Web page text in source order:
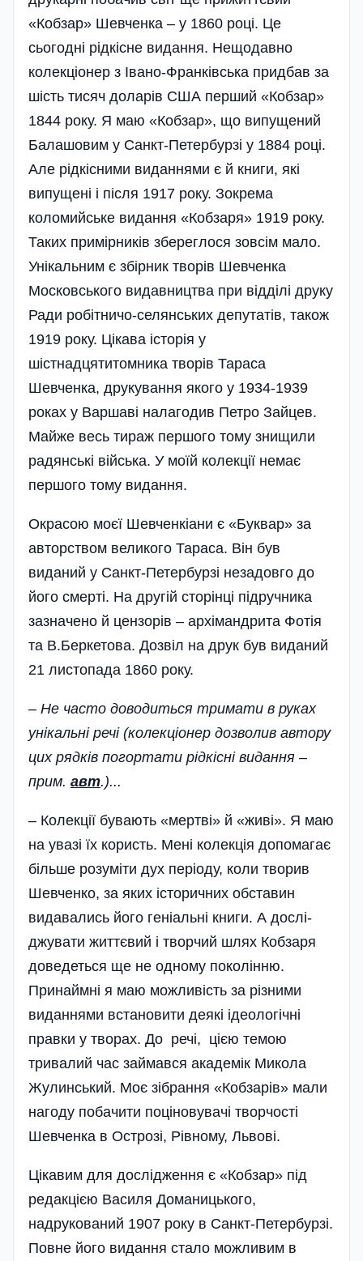
«Кобзар» Шевченка – у 1860 році. Це
сьогодні рідкісне видання. Нещодавно
колекціонер з Івано-Франківська придбав за
шість тисяч доларів США перший «Кобзар»
1844 року. Я маю «Кобзар», що випущений
Балашовим у Санкт-Петербурзі у 1884 році.
Але рідкісними виданнями є й книги, які
випущені і після 1917 року. Зокрема
коломийське­ видання «Кобзаря» 1919 року.
Таких примірників збереглося зовсім мало.
Унікальним є збірник творів Шевченка
Москов­ського видавництва при відділі друку
Ради робіт­ни­чо-селянських депутатів, також
1919 року. Цікава історія у
шістнадцятитомника творів Тараса
Шевченка, друкування якого у 1934-1939
роках у Варшаві налагодив Петро Зайцев.
Майже весь тираж першого­ тому знищили
радянські війська. У моїй колекції не­має
першого тому видання­.
Окрасою моєї Шевченкіани є «Буквар» за
авторством великого Тараса. Він був
виданий у Санкт-Петербурзі незадовго до
його смерті. На другій сторінці підручника
зазначено й цензорів – архімандрита Фотія
та В.Беркетова. Дозвіл на друк був виданий
21 листопада 1860 року.
– Не часто доводиться тримати в руках
унікальні речі (колекціонер дозволив автору
цих рядків погортати рідкісні видання –
прим. авт.)...
– Колекції бувають «мертві» й «живі». Я маю
на увазі їх користь. Мені колекція допомагає
більше розуміти дух періоду, коли творив
Шевченко, за яких історичних обставин
видавались його геніальні книги. А дослі­
джувати життєвий і творчий шлях Кобзаря
доведеться ще не одному поколінню.
Принаймні я маю можливість за різними
виданнями встановити деякі ідеологічні
правки у творах. До речі, цією темою
тривалий час займався академік Микола
Жулинський. Моє зібрання «Кобзарів» мали
нагоду побачити поціновувачі творчості
Шевченка в Острозі, Рівному, Львові.
Цікавим для дослі­дження є «Кобзар» під
редакцією Василя Доманицького,
надрукований­ 1907 року в Санкт-Петербурзі.
Повне його видан­ня стало можливим в